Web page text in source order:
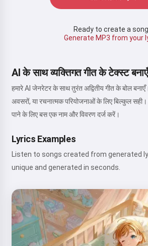
Ready to create a
Generate MP3 from your
AI के साथ व्यक्तिगत गीत के टेक्स्ट बनाएँ
हमारे AI जेनरेटर के साथ तुरंत अद्वितीय गीत के बोल
अवसरों, या रचनात्मक परियोजनाओं के लिए बिल्कुल
पाने के लिए बस एक नाम और विवरण दर्ज करें।
Lyrics Examples
Listen to songs created from generated
unique and generated in seconds.